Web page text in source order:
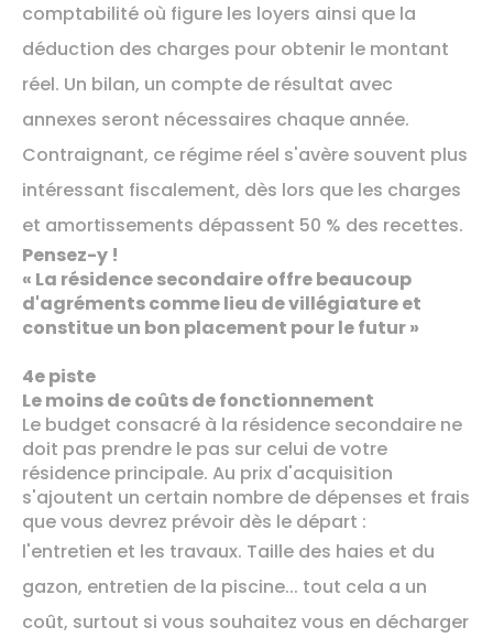
comptabilité où figure les loyers ainsi que la
déduction des charges pour obtenir le montant
réel. Un bilan, un compte de résultat avec
annexes seront nécessaires chaque année.
Contraignant, ce régime réel s'avère souvent plus
intéressant fiscalement, dès lors que les charges
et amortissements dépassent 50 % des recettes.
Pensez-y !
« La résidence secondaire offre beaucoup
d'agréments comme lieu de villégiature et
constitue un bon placement pour le futur »
4e piste
Le moins de coûts de fonctionnement
Le budget consacré à la résidence secondaire ne
doit pas prendre le pas sur celui de votre
résidence principale. Au prix d'acquisition
s'ajoutent un certain nombre de dépenses et frais
que vous devrez prévoir dès le départ :
l'entretien et les travaux. Taille des haies et du
gazon, entretien de la piscine... tout cela a un
coût, surtout si vous souhaitez vous en décharger